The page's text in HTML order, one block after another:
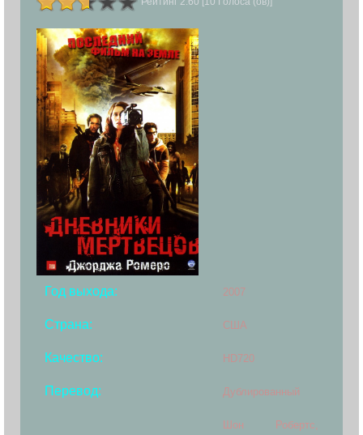
Год выхода: 2007
Страна: США
Качество: HD720
Перевод: Дублированный
Шон Робертс,